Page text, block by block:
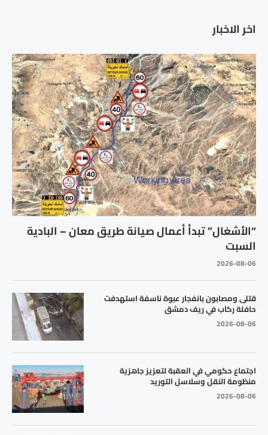
اخر الاخبار
“الأشغال” تبدأ أعمال صيانة طريق معان – البادية
السبت
2026-08-06
قتلى ومصابون بانفجار عبوة ناسفة استهدفت
حافلة ركاب في ريف دمشق
2026-08-06
اجتماع حكومي في العقبة لتعزيز جاهزية
منظومة النقل وسلاسل التوريد
2026-08-06